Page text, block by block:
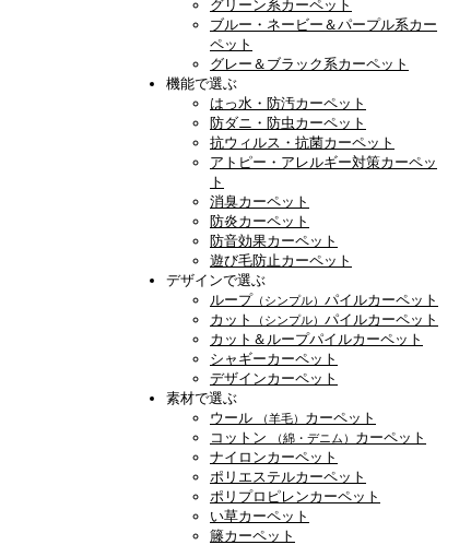
グリーン系カーペット
ブルー・ネービー＆パープル系カー
ペット
グレー＆ブラック系カーペット
機能で選ぶ
はっ水・防汚カーペット
防ダニ・防虫カーペット
抗ウィルス・抗菌カーペット
アトピー・アレルギー対策カーペッ
ト
消臭カーペット
防炎カーペット
防音効果カーペット
遊び毛防止カーペット
デザインで選ぶ
ループ （シンプル） パイルカーペット
カット
（シンプル） パイルカーペット
カット＆ループパイルカーペット
シャギーカーペット
デザインカーペット
素材で選ぶ
ウール
（羊毛） カーペット
コットン
（綿・デニム） カーペット
ナイロンカーペット
ポリエステルカーペット
ポリプロピレンカーペット
い草カーペット
籐カーペット